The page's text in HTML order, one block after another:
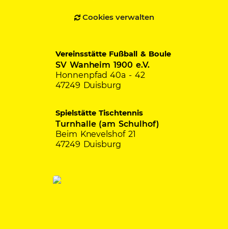
Cookies verwalten
Vereinsstätte Fußball & Boule
SV Wanheim 1900 e.V.
Honnenpfad 40a - 42
47249 Duisburg
Spielstätte Tischtennis
Turnhalle (am Schulhof)
Beim Knevelshof 21
47249 Duisburg